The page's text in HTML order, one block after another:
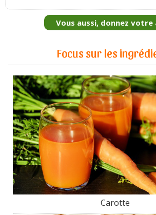
Vous aussi, donnez votre
Focus sur les
Carotte